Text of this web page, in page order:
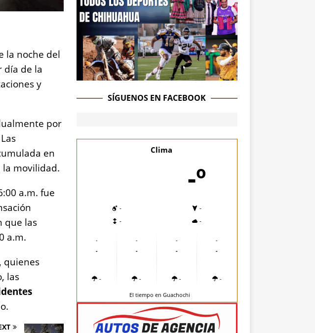
la noche del
día de la
y
por
en
la movilidad.
a.m. fue
que las
a.m.
quienes
las
SÍGUENOS EN FACEBOOK
Clima
-º
-
-
-
-
-
-
-
-
-
-
-
-
-
-
-
-
El tiempo en Guachochi